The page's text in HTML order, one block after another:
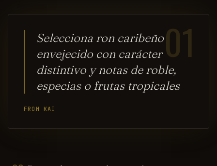
01
Selecciona ron caribeño
envejecido con carácter
distintivo y notas de roble,
especias o frutas tropicales
FROM KAI